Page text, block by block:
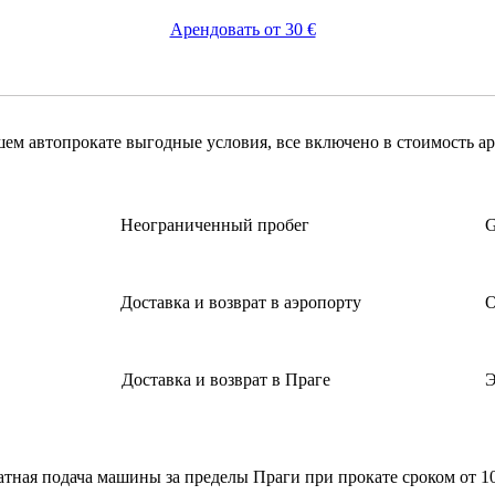
Арендовать от 30 €
автопрокате выгодные условия, все включено в стоимость
Неограниченный пробег
Доставка и возврат в аэропорту
Доставка и возврат в Праге
подача машины за пределы Праги при прокате сроком от